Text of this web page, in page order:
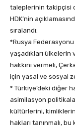
taleplerinin takipçisi
HDK’nin
sıralandı:
*Rusya
yaşadıkları ülkelerin
hakkını vermeli,
için yasal ve sosyal
* Türkiye’deki diğer
asimilasyon
kültürlerini,
hakları tanınmalı,